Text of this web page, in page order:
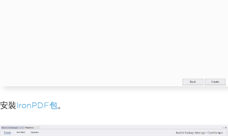
安裝IronPDF包。